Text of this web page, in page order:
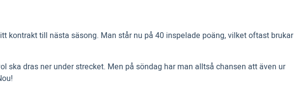
kontrakt till nästa säsong. Man står nu på 40 inspelade poäng, vilket oftast brukar
dras ner under strecket. Men på söndag har man alltså chansen att även ur